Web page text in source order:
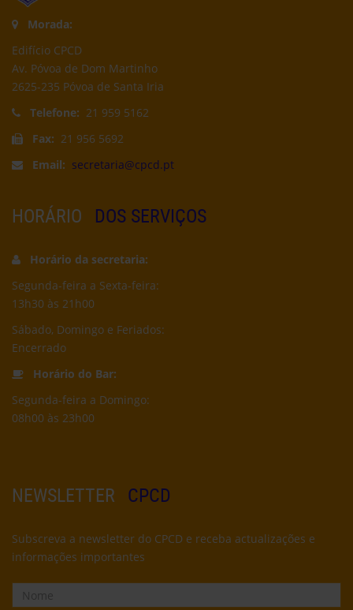
Morada:
Edifício CPCD
Av. Póvoa de Dom Martinho
2625-235 Póvoa de Santa Iria
Telefone: 21 959 5162
Fax: 21 956 5692
Email: secretaria@cpcd.pt
HORÁRIO DOS SERVIÇOS
Horário da secretaria:
Segunda-feira a Sexta-feira:
13h30 às 21h00
Sábado, Domingo e Feriados:
Encerrado
Horário do Bar:
Segunda-feira a Domingo:
08h00 às 23h00
NEWSLETTER CPCD
Subscreva a newsletter do CPCD e receba actualizações e
informações importantes